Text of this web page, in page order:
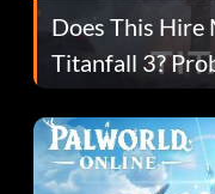
Does This
Titanfall 3?
Fans Are